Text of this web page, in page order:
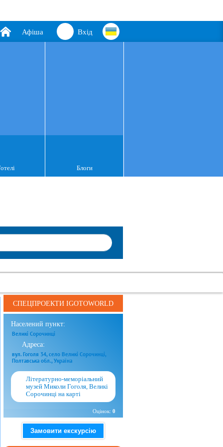
Вхід
Афіша
Блоги
СПЕЦПРОЕКТИ IGOTOWORLD
Населений пункт:
Великі Сорочинці
Адреса:
вул. Гоголя 34, село Великі Сорочинці,
Полтавська обл., Україна
Літературно-меморіальний
музей Миколи Гоголя, Великі
Сорочинці на карті
Оцінок: 0
Замовити екскурсію